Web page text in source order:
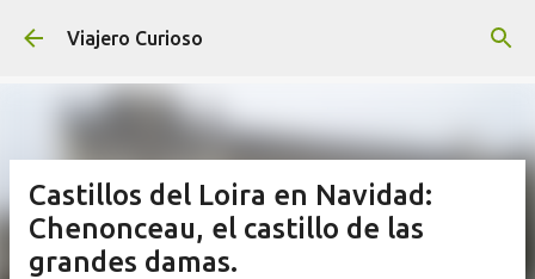
Ir al contenido principal
Viajero Curioso
Castillos del Loira en Navidad:
Chenonceau, el castillo de las
grandes damas.